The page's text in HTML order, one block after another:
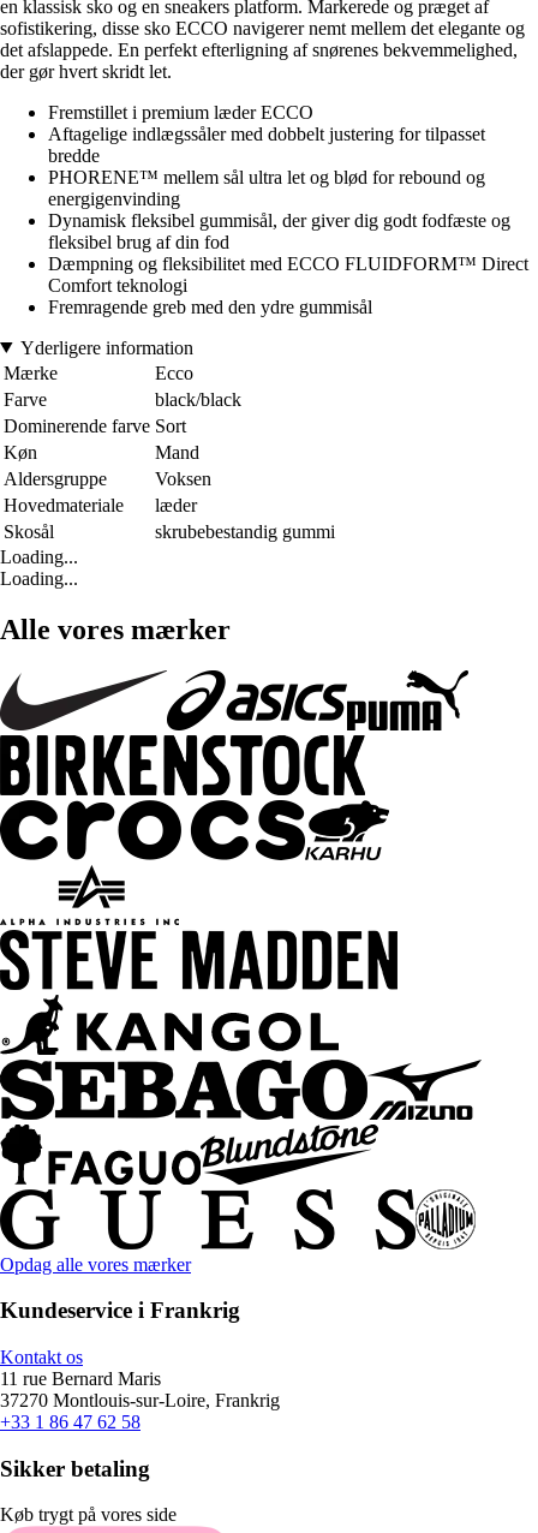
en klassisk sko og en sneakers platform. Markerede og præget af
sofistikering, disse sko ECCO navigerer nemt mellem det elegante og
det afslappede. En perfekt efterligning af snørenes bekvemmelighed,
der gør hvert skridt let.
Fremstillet i premium læder ECCO
Aftagelige indlægssåler med dobbelt justering for tilpasset
bredde
PHORENE™ mellem sål ultra let og blød for rebound og
energigenvinding
Dynamisk fleksibel gummisål, der giver dig godt fodfæste og
fleksibel brug af din fod
Dæmpning og fleksibilitet med ECCO FLUIDFORM™ Direct
Comfort teknologi
Fremragende greb med den ydre gummisål
Yderligere information
Mærke
Ecco
Farve
black/black
Dominerende farve Sort
Køn
Mand
Aldersgruppe
Voksen
Hovedmateriale
læder
Skosål
skrubebestandig gummi
Loading...
Loading...
Alle vores mærker
Opdag alle vores mærker
Kundeservice i Frankrig
Kontakt os
11 rue Bernard Maris
37270 Montlouis-sur-Loire, Frankrig
+33 1 86 47 62 58
Sikker betaling
Køb trygt på vores side